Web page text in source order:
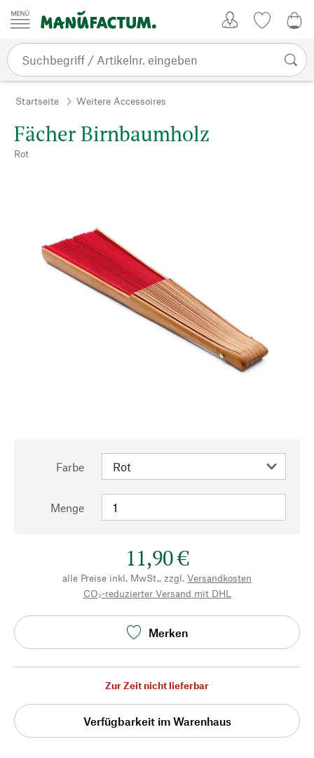
Zum Inhalt springen
Startseite Weitere Accessoires
Fächer Birnbaumholz
Rot
Farbe
Menge
11,90 €
alle Preise inkl. MwSt., zzgl. Versandkosten
CO₂-reduzierter Versand mit DHL
Merken
Zur Zeit nicht lieferbar
Verfügbarkeit im Warenhaus